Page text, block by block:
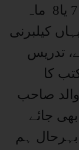
تقریباً 25 برس رہا ہوں اور اب 7 یا8 ماہ
کیلبرنی
تدریس
کا
صاحب
جائے
بہرحال ہم